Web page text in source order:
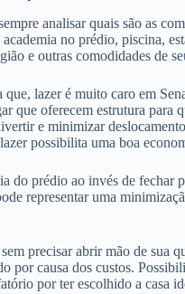
analisar quais são as
no prédio, piscina,
e outras comodidades de
que, lazer é muito caro em
que oferecem estrutura para
e minimizar
possibilita uma boa
do prédio ao invés de fechar
representar uma
precisar abrir mão de sua
por causa dos custos.
por ter escolhido a casa